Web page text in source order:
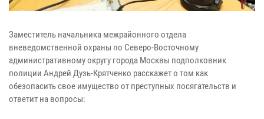
Заместитель начальника межрайонного отдела
вневедомственной охраны по Северо-Восточному
административному округу города Москвы подполковник
полиции Андрей Дузь-Крятченко расскажет о том как
обезопасить свое имущество от преступных посягательств и
ответит на вопросы: